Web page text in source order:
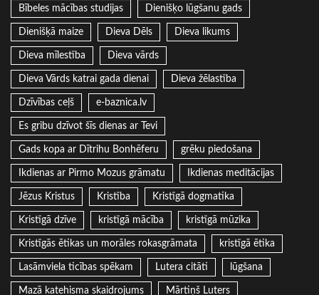
Bībeles mācības studijas Dienišķo lūgšanu gads
Dienišķā maize Dieva Dēls Dieva likums
Dieva mīlestība Dieva vārds
Dieva Vārds katrai gada dienai Dieva žēlastība
Dzīvības ceļš e-baznica.lv
Es gribu dzīvot šīs dienas ar Tevi
Gads kopa ar Dītrihu Bonhēferu grēku piedošana
Ikdienas ar Pirmo Mozus grāmatu Ikdienas meditācijas
Jēzus Kristus Kristība Kristīgā dogmatika
Kristīgā dzīve kristīgā mācība kristīgā mūzika
Kristīgās ētikas un morāles rokasgrāmata kristīgā ētika
Lasāmviela ticības spēkam Lutera citāti lūgšana
Mazā katehisma skaidrojums Mārtiņš Luters